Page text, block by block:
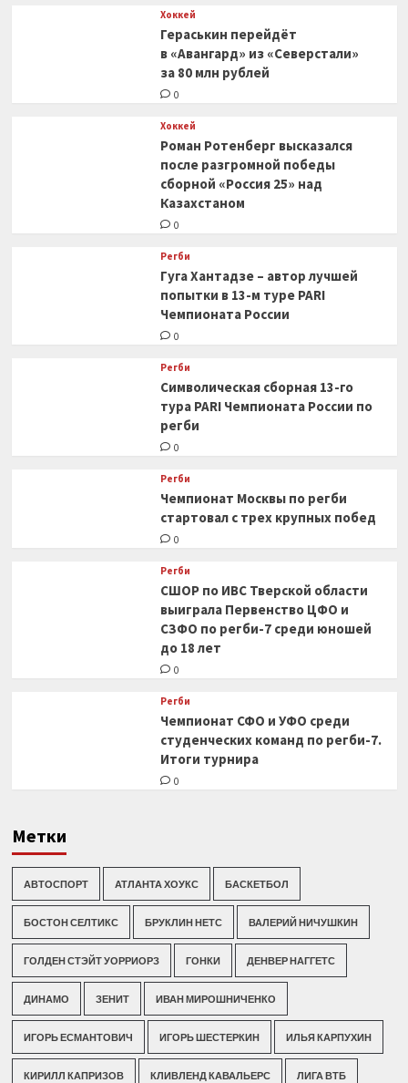
Хоккей
Гераськин перейдёт
в «Авангард» из «Северстали»
за 80 млн рублей
0
Хоккей
Роман Ротенберг высказался
после разгромной победы
сборной «Россия 25» над
Казахстаном
0
Регби
Гуга Хантадзе – автор лучшей
попытки в 13-м туре PARI
Чемпионата России
0
Регби
Символическая сборная 13-го
тура PARI Чемпионата России по
регби
0
Регби
Чемпионат Москвы по регби
стартовал с трех крупных побед
0
Регби
СШОР по ИВС Тверской области
выиграла Первенство ЦФО и
СЗФО по регби-7 среди юношей
до 18 лет
0
Регби
Чемпионат СФО и УФО среди
студенческих команд по регби-7.
Итоги турнира
0
Метки
АВТОСПОРТ АТЛАНТА ХОУКС БАСКЕТБОЛ
БОСТОН СЕЛТИКС БРУКЛИН НЕТС ВАЛЕРИЙ НИЧУШКИН
ГОЛДЕН СТЭЙТ УОРРИОРЗ ГОНКИ ДЕНВЕР НАГГЕТС
ДИНАМО ЗЕНИТ ИВАН МИРОШНИЧЕНКО
ИГОРЬ ЕСМАНТОВИЧ ИГОРЬ ШЕСТЕРКИН ИЛЬЯ КАРПУХИН
КИРИЛЛ КАПРИЗОВ КЛИВЛЕНД КАВАЛЬЕРС ЛИГА ВТБ